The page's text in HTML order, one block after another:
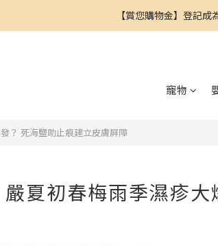
【賞您購物金】登記
寵物
？ 死海鹽助止痕建立皮膚屏障
嚴夏初春梅雨季濕疹